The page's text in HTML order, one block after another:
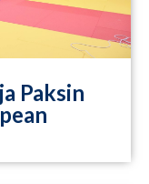
Paksin